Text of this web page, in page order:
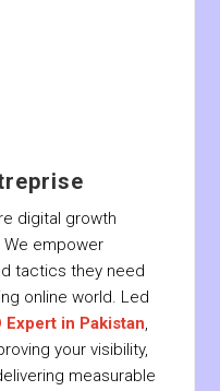
digital growth
empower
tactics they need
online world. Led
Expert in Pakistan,
your visibility,
measurable